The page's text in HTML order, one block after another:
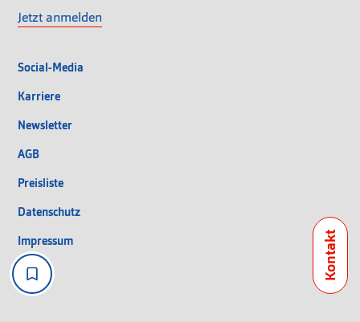
Jetzt anmelden
Social-Media
Karriere
Newsletter
AGB
Preisliste
Datenschutz
Impressum